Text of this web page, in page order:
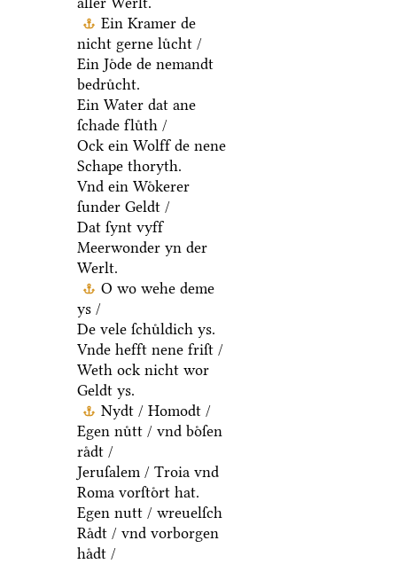
Ein Kramer de
nicht gerne luͤcht /
Ein Joͤde de nemandt
bedruͤcht.
Ein Water dat ane
ſchade fluͤth /
Ock ein Wolff de nene
Schape thoryth.
Vnd ein Woͤkerer
ſunder Geldt /
Dat ſynt vyff
Meerwonder yn der
Werlt.
O wo wehe deme
ys /
De vele ſchuͤldich ys.
Vnde hefft nene friſt /
Weth ock nicht wor
Geldt ys.
Nydt / Homodt /
Egen nuͤtt / vnd boͤſen
raͤdt /
Jeruſalem / Troia vnd
Roma vorſtoͤrt hat.
Egen nutt / wreuelſch
Raͤdt / vnd vorborgen
haͤdt /